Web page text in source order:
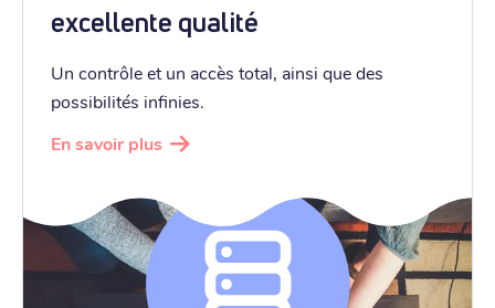
excellente qualité
Un contrôle et un accès total, ainsi que des
possibilités infinies.
En savoir plus